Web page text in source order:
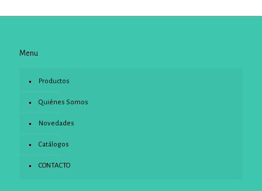
Menu
Productos
Quiénes Somos
Novedades
Catálogos
CONTACTO